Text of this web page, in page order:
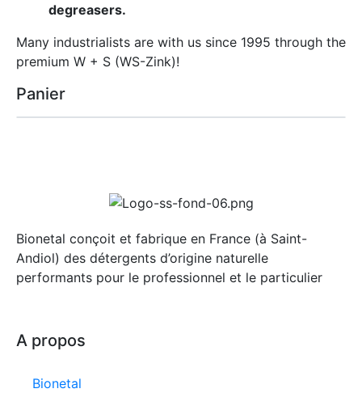
degreasers.
Many industrialists are with us since 1995 through the
premium W + S (WS-Zink)!
Panier
Bionetal conçoit et fabrique en France (à Saint-
Andiol) des détergents d’origine naturelle
performants pour le professionnel et le particulier
A propos
Bionetal